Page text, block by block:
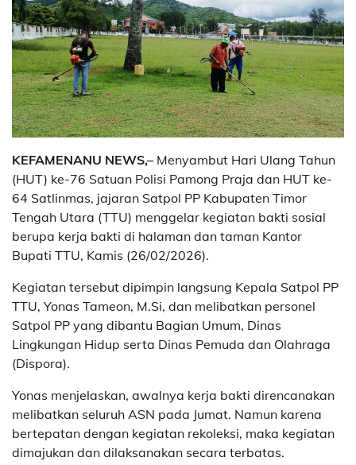
KEFAMENANU NEWS,– Menyambut Hari Ulang Tahun
(HUT) ke-76 Satuan Polisi Pamong Praja dan HUT ke-
64 Satlinmas, jajaran Satpol PP Kabupaten Timor
Tengah Utara (TTU) menggelar kegiatan bakti sosial
berupa kerja bakti di halaman dan taman Kantor
Bupati TTU, Kamis (26/02/2026).
Kegiatan tersebut dipimpin langsung Kepala Satpol PP
TTU, Yonas Tameon, M.Si, dan melibatkan personel
Satpol PP yang dibantu Bagian Umum, Dinas
Lingkungan Hidup serta Dinas Pemuda dan Olahraga
(Dispora).
Yonas menjelaskan, awalnya kerja bakti direncanakan
melibatkan seluruh ASN pada Jumat. Namun karena
bertepatan dengan kegiatan rekoleksi, maka kegiatan
dimajukan dan dilaksanakan secara terbatas.